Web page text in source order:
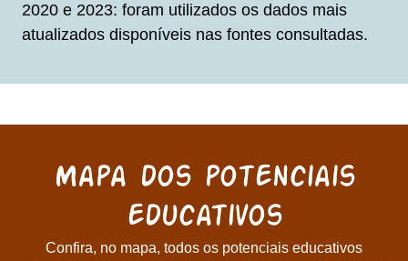
2020 e 2023: foram utilizados os dados mais
atualizados disponíveis nas fontes consultadas.
Mapa dos potenciais
educativos
Confira, no mapa, todos os potenciais educativos